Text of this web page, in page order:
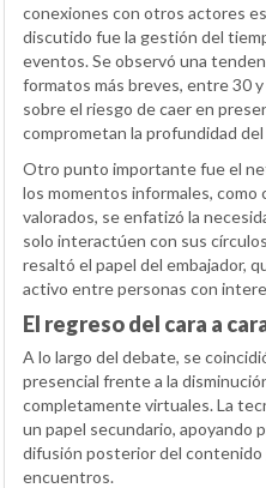
conexiones con otros actores
discutido fue la gestión del
eventos. Se observó una
formatos más breves, entre 30
sobre el riesgo de caer en
comprometan la profundidad
Otro punto importante fue el
los momentos informales,
valorados, se enfatizó la
solo interactúen con sus
resaltó el papel del embajador,
activo entre personas con
El regreso del cara a
A lo largo del debate, se
presencial frente a la
completamente virtuales. La
un papel secundario, apoyando
difusión posterior del
encuentros.